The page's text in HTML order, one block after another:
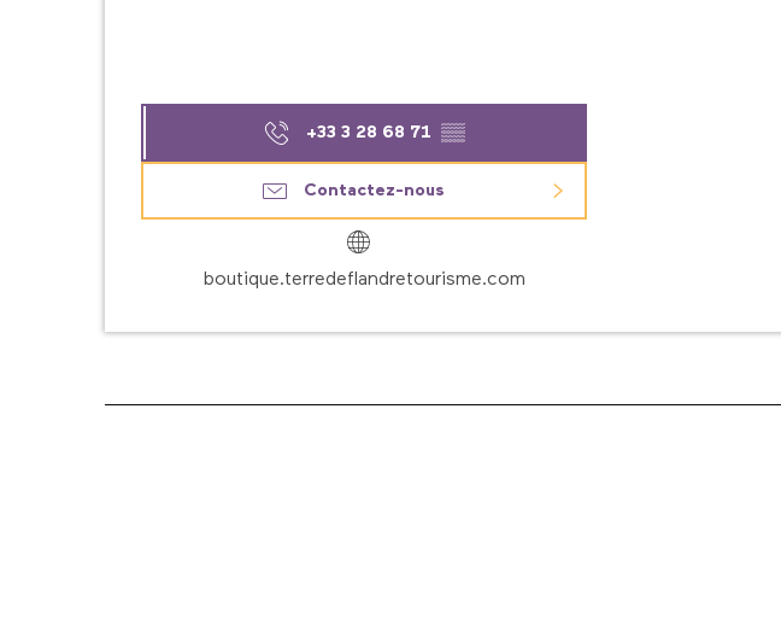
+33 3 28 68 71 ▒▒
Contactez-nous
boutique.terredeflandretourisme.com